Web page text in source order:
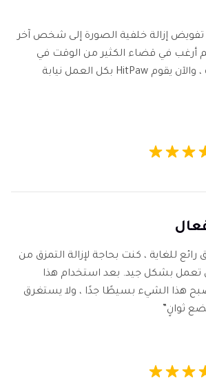
تفويض إزالة خلفية الصورة إلى شخص آخر
أرغب في قضاء الكثير من الوقت في
هذه المهمة ، والآن يقوم HitPaw بكل العمل نيابة
رائع للغاية ، كنت بحاجة لإزالة التمزق من
تعمل بشكل جيد. بعد استخدام هذا
هذا الشيء بسيطًا جدًا ، ولا يستغرق
ثوانٍ”